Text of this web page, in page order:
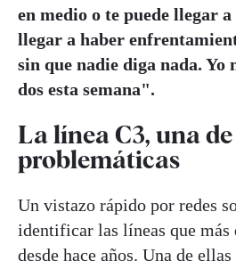
en medio o te puede llegar
llegar a haber
sin que nadie diga nada. Yo
dos esta semana".
La línea C3, una
problemáticas
Un vistazo rápido por redes
identificar las líneas que más
desde hace años. Una de